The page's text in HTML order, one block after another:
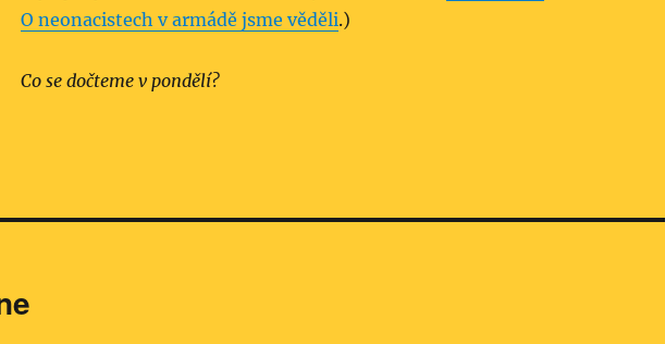
O neonacistech v armádě jsme věděli.)
Co se dočteme v pondělí?